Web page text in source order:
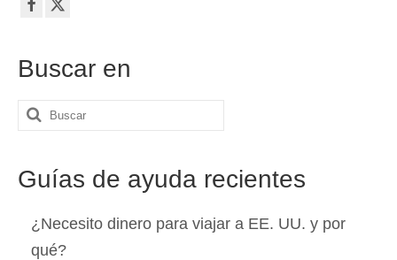
Buscar en
Buscar
Guías de ayuda recientes
¿Necesito dinero para viajar a EE. UU. y por
qué?